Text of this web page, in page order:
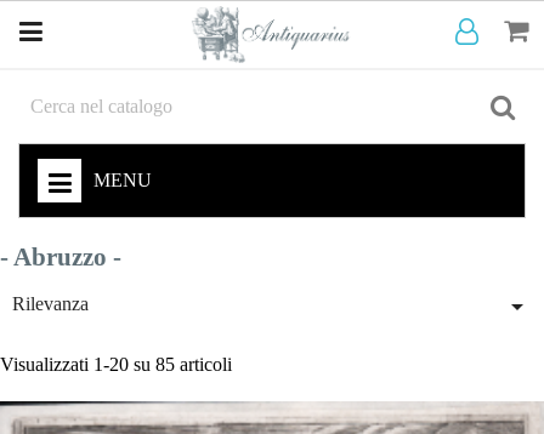
MENU
- Abruzzo -
Rilevanza 
Visualizzati 1-20 su 85 articoli